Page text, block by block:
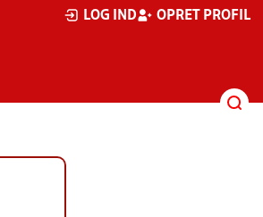
LOG IND OPRET PROFIL